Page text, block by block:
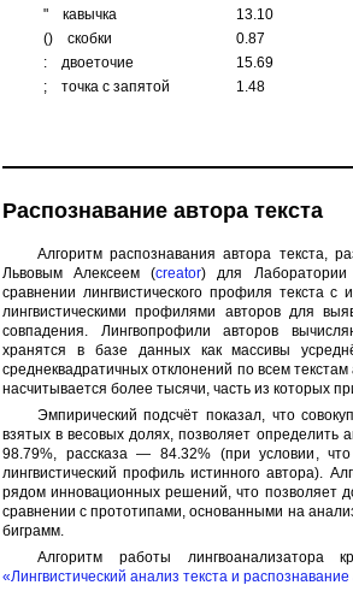
"
кавычка
13.10
()
скобки
0.87
:
двоеточие
15.69
;
точка с запятой 1.48
Распознавание автора текста
Алгоритм распознавания автора текста,
Львовым Алексеем (creator) для Лаборатории
сравнении лингвистического профиля текста с
лингвистическими профилями авторов для
совпадения. Лингвопрофили авторов
хранятся в базе данных как массивы
среднеквадратичных отклонений по всем текстам
насчитывается более тысячи, часть из которых
Эмпирический подсчёт показал, что
взятых в весовых долях, позволяет определить
98.79%, рассказа — 84.32% (при условии,
лингвистический профиль истинного автора).
рядом инновационных решений, что позволяет
сравнении с прототипами, основанными на
биграмм.
Алгоритм работы лингвоанализатора
«Лингвистический анализ текста и